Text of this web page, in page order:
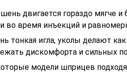
двигается гораздо мягче и
во время инъекций и
тонкая игла, уколы делают
дискомфорта и сильных
модели шприцев